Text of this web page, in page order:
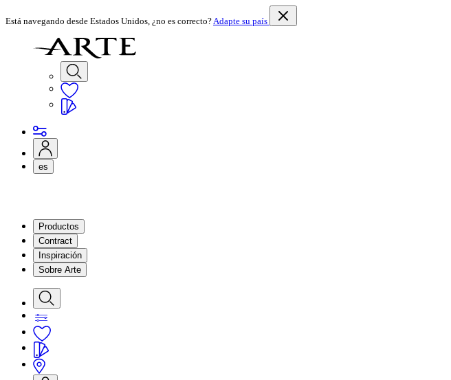
Está navegando desde Estados Unidos, ¿no es correcto?Adapte su país
es
Productos
Contract
Inspiración
Sobre Arte